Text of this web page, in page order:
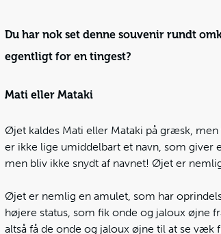
Du har nok set denne souvenir rundt
egentligt for en tingest?
Mati eller Mataki
Øjet kaldes Mati eller Mataki på græsk,
er ikke lige umiddelbart et navn, som giver
men bliv ikke snydt af navnet! Øjet er
Øjet er nemlig en amulet, som har
højere status, som fik onde og jaloux øjne
altså få de onde og jaloux øjne til at se væk